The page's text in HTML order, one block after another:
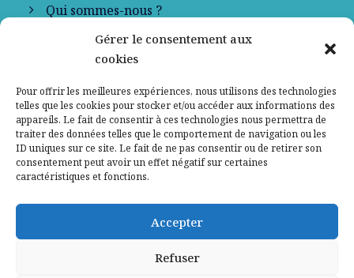
Gérer le consentement aux
cookies
Pour offrir les meilleures expériences, nous utilisons des technologies
telles que les cookies pour stocker et/ou accéder aux informations des
appareils. Le fait de consentir à ces technologies nous permettra de
traiter des données telles que le comportement de navigation ou les
ID uniques sur ce site. Le fait de ne pas consentir ou de retirer son
consentement peut avoir un effet négatif sur certaines
caractéristiques et fonctions.
Accepter
Refuser
Qui sommes-nous ?
Contactez-nous
Mentions légales
Politique de confidentialité